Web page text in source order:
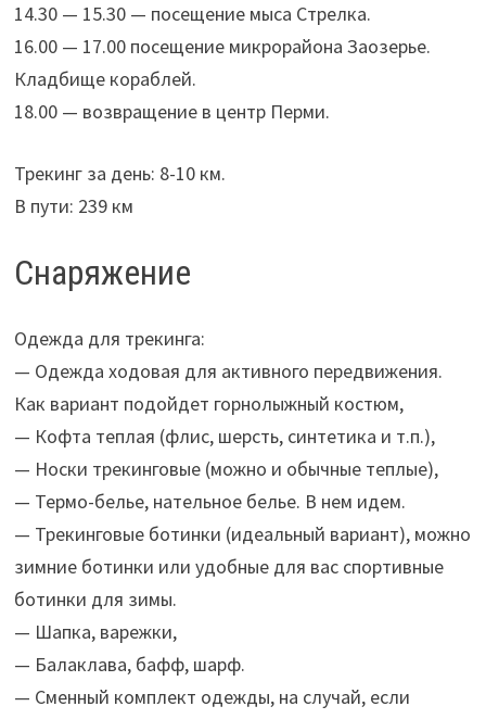
14.30 — 15.30 — посещение мыса Стрелка.
16.00 — 17.00 посещение микрорайона Заозерье.
Кладбище кораблей.
18.00 — возвращение в центр Перми.
Трекинг за день: 8-10 км.
В пути: 239 км
Снаряжение
Одежда для трекинга:
— Одежда ходовая для активного передвижения.
Как вариант подойдет горнолыжный костюм,
— Кофта теплая (флис, шерсть, синтетика и т.п.),
— Носки трекинговые (можно и обычные теплые),
— Термо-белье, нательное белье. В нем идем.
— Трекинговые ботинки (идеальный вариант), можно
зимние ботинки или удобные для вас спортивные
ботинки для зимы.
— Шапка, варежки,
— Балаклава, бафф, шарф.
— Сменный комплект одежды, на случай, если